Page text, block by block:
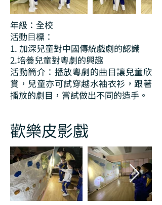
年級：全校
活動目標：
1. 加深兒童對中國傳統戲劇的認識
2.培養兒童對粵劇的興趣
活動簡介：播放粵劇的曲目讓兒童欣
賞，兒童亦可試穿越水袖衣衫，跟著
播放的劇目，嘗試做出不同的造手。
歡樂皮影戲